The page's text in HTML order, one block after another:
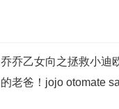
乔乔乙女向之拯救小迪
的老爸！jojo otomate